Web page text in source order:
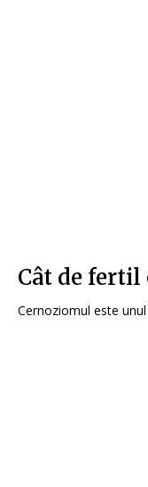
Cât de fertil
Cernoziomul este